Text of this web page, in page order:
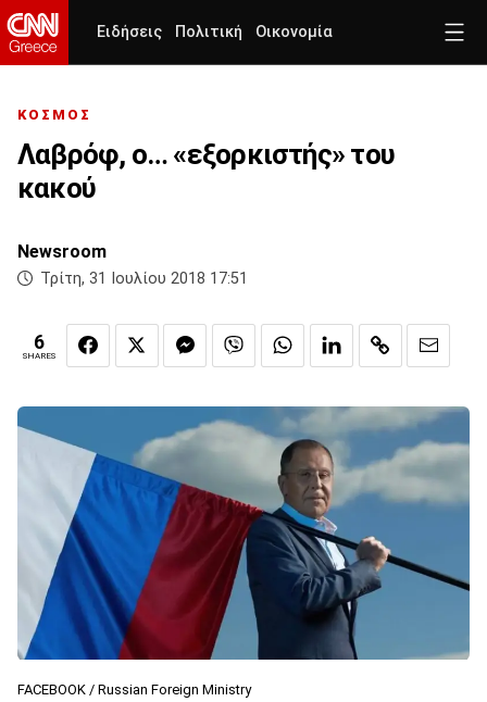
Ειδήσεις Πολιτική Οικονομία
ΚΟΣΜΟΣ
Λαβρόφ, ο… «εξορκιστής» του
κακού
Newsroom
Τρίτη, 31 Ιουλίου 2018 17:51
6
SHARES
FACEBOOK / Russian Foreign Ministry